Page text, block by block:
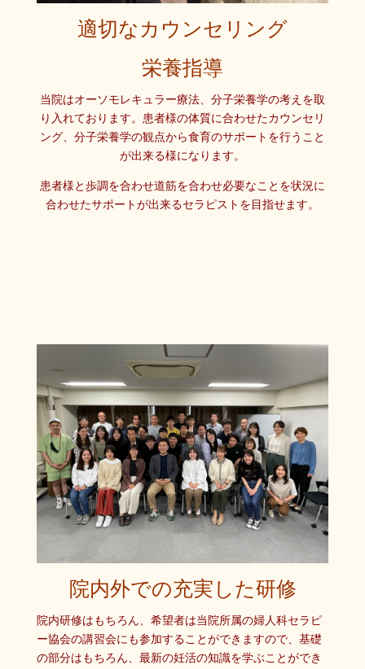
適切なカウンセリング
栄養指導
当院はオーソモレキュラー療法、分子栄養学の考えを取
り入れております。患者様の体質に合わせたカウンセリ
ング、分子栄養学の観点から食育のサポートを行うこと
が出来る様になります。
患者様と歩調を合わせ道筋を合わせ必要なことを状況に
合わせたサポートが出来るセラピストを目指せます。
院内外での充実した研修
院内研修はもちろん、希望者は当院所属の婦人科セラピ
ー協会の講習会にも参加することができますので、基礎
の部分はもちろん、最新の妊活の知識を学ぶことができ